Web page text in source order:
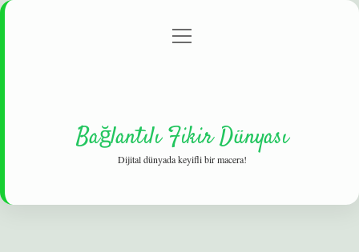
Gizlilik Politikası
menüyü
Bağlantılı Fikir Dünyası
Dijital dünyada keyifli bir macera!